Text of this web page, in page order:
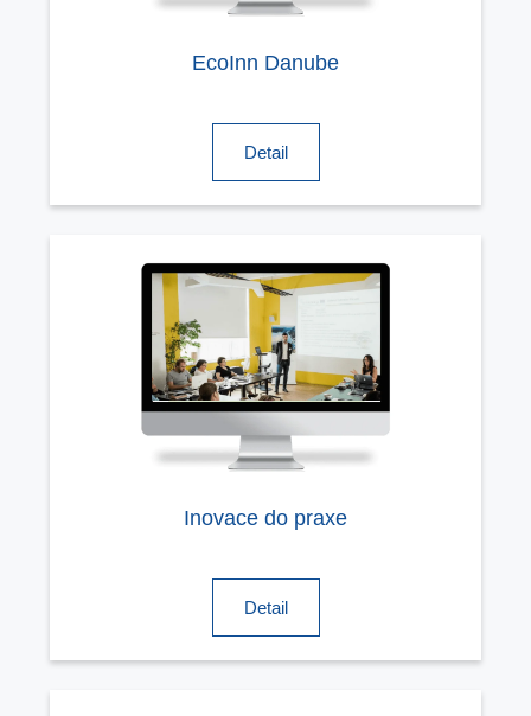
EcoInn Danube
Detail
Inovace do praxe
Detail